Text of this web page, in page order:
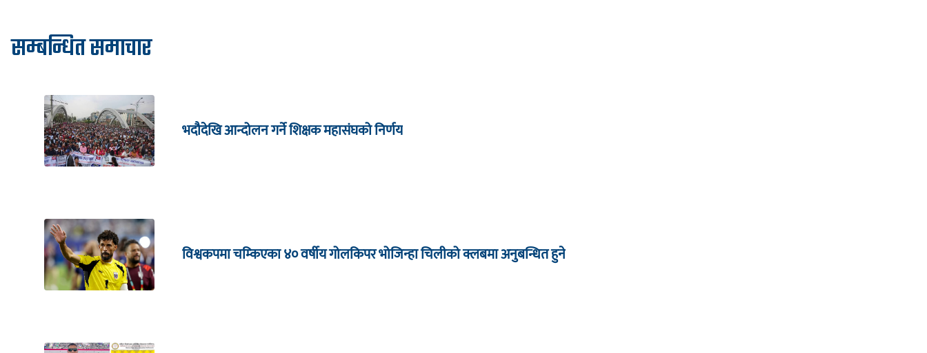
सम्बन्धित समाचार
भदौदेखि आन्दोलन गर्ने शिक्षक महासंघको निर्णय
विश्वकपमा चम्किएका ४० वर्षीय गोलकिपर भोजिन्हा चिलीको क्लबमा अनुबन्धित हुने